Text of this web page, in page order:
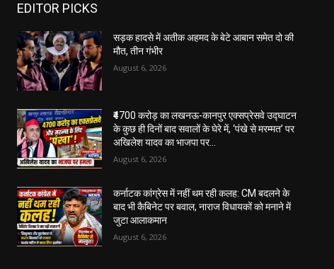
EDITOR PICKS
सड़क हादसे में अतीक अहमद के बेटे आबान समेत दो की
मौत, तीन गंभीर
August 6, 2026
₹4700 करोड़ का लखनऊ-कानपुर एक्सप्रेसवे उद्घाटन
के कुछ ही दिनों बाद सवालों के घेरे में, ‘पंखे से मरम्मत’ पर
अखिलेश यादव का भाजपा पर...
August 6, 2026
कर्नाटक कांग्रेस में नहीं थम रही कलह: CM बदलने के
बाद भी कैबिनेट पर बवाल, नाराज विधायकों को मनाने में
जुटा आलाकमान
August 6, 2026